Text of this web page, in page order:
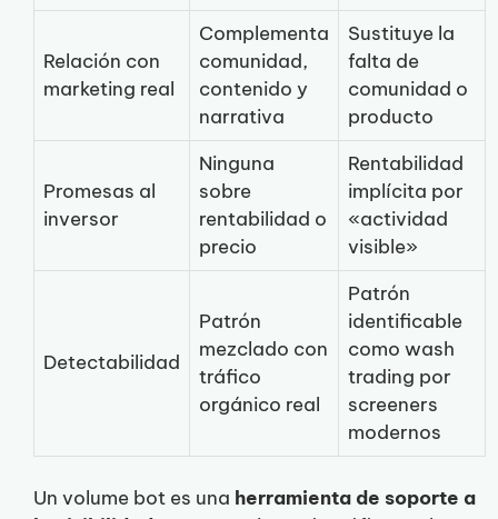
Relación con
marketing real
Complementa
comunidad,
contenido y
narrativa
Sustituye la
falta de
comunidad o
producto
Promesas al
inversor
Ninguna
sobre
rentabilidad o
precio
Rentabilidad
implícita por
«actividad
visible»
Detectabilidad
Patrón
mezclado con
tráfico
orgánico real
Patrón
identificable
como wash
trading por
screeners
modernos
Un volume bot es una herramienta de soporte a